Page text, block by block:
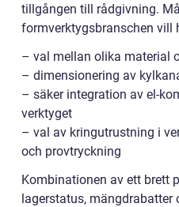
tillgången till rådgivning.
formverktygsbranschen vill
– val mellan olika material
– dimensionering av
– säker integration av el-
verktyget
– val av kringutrustning i
och provtryckning
Kombinationen av ett brett
lagerstatus, mängdrabatter